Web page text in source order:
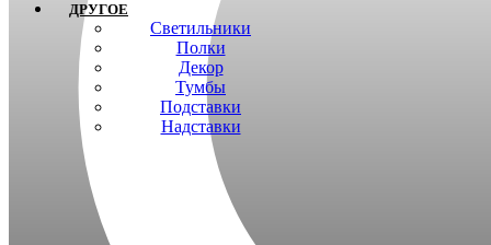
ДРУГОЕ
Светильники
Полки
Декор
Тумбы
Подставки
Надставки